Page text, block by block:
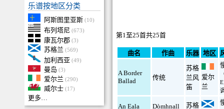
乐谱按地区分类
阿斯图里亚斯 (10)
布列塔尼 (673)
康瓦尔郡 (3)
苏格兰 (569)
加利西亚 (49)
曼岛 (3)
爱尔兰 (290)
威尔士 (17)
更多…
第1至25首共25首
曲名 作曲 乐器 地区
A Border
Ballad
传统
苏格
兰风
笛
爱尔
兰
An Eala
Dòmhnall
苏格